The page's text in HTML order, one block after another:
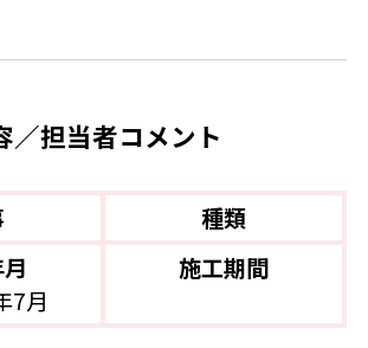
／担当者コメント
種類
7月
施工期間